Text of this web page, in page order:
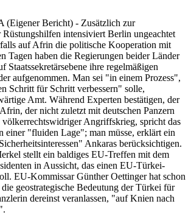
(Eigener Bericht) - Zusätzlich zur
intensiviert Berlin ungeachtet
auf Afrin die politische Kooperation mit
Tagen haben die Regierungen beider Länder
Staatssekretärsebene ihre regelmäßigen
aufgenommen. Man sei "in einem Prozess",
Schritt für Schritt verbessern" solle,
Amt. Während Experten bestätigen, der
der nicht zuletzt mit deutschen Panzern
Angriffskrieg, spricht das
einer "fluiden Lage"; man müsse, erklärt ein
Ankaras berücksichtigen.
stellt ein baldiges EU-Treffen mit dem
in Aussicht, das einen EU-Türkei-
EU-Kommissar Günther Oettinger hat schon
geostrategische Bedeutung der Türkei für
dereinst veranlassen, "auf Knien nach